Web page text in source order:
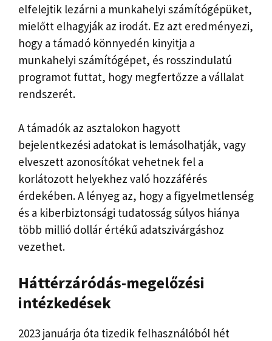
elfelejtik lezárni a munkahelyi számítógépüket,
mielőtt elhagyják az irodát. Ez azt eredményezi,
hogy a támadó könnyedén kinyitja a
munkahelyi számítógépet, és rosszindulatú
programot futtat, hogy megfertőzze a vállalat
rendszerét.
A támadók az asztalokon hagyott
bejelentkezési adatokat is lemásolhatják, vagy
elveszett azonosítókat vehetnek fel a
korlátozott helyekhez való hozzáférés
érdekében. A lényeg az, hogy a figyelmetlenség
és a kiberbiztonsági tudatosság súlyos hiánya
több millió dollár értékű adatszivárgáshoz
vezethet.
Háttérzáródás-megelőzési
intézkedések
2023 januárja óta tizedik felhasználóból hét